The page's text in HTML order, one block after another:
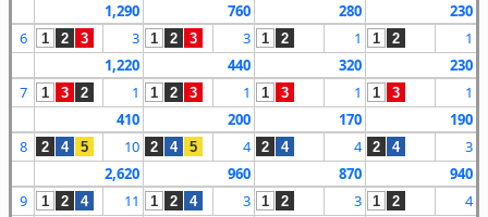
1,290
760 280
230
6
1 2 3 3 1 2 3 3 1 2 1 1 2
1
1,220
440 320
230
7
1 3 2 1 1 2 3 1 1 3 1 1 3
1
410
200 170
190
8
2 4 5 10 2 4 5 4 2 4 4 2 4
3
2,620
960 870
940
9
1 2 4 11 1 2 4 3 1 2 3 1 2
4